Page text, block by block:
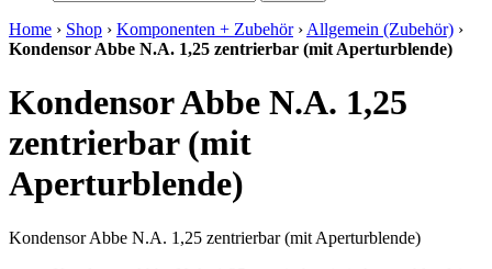
Home › Shop › Komponenten + Zubehör› Allgemein (Zubehör) ›
Kondensor Abbe N.A. 1,25 zentrierbar (mit Aperturblende)
Kondensor Abbe N.A. 1,25
zentrierbar (mit
Aperturblende)
Kondensor Abbe N.A. 1,25 zentrierbar (mit Aperturblende)